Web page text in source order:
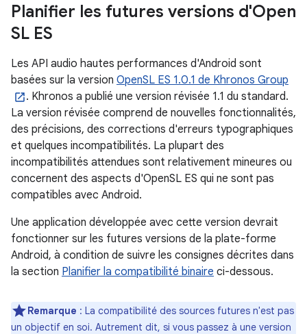
Planifier les futures versions d'Open
SL ES
Les API audio hautes performances d'Android sont
basées sur la version OpenSL ES 1.0.1 de Khronos Group
. Khronos a publié une version révisée 1.1 du standard.
La version révisée comprend de nouvelles fonctionnalités,
des précisions, des corrections d'erreurs typographiques
et quelques incompatibilités. La plupart des
incompatibilités attendues sont relativement mineures ou
concernent des aspects d'OpenSL ES qui ne sont pas
compatibles avec Android.
Une application développée avec cette version devrait
fonctionner sur les futures versions de la plate-forme
Android, à condition de suivre les consignes décrites dans
la section Planifier la compatibilité binaire ci-dessous.
Remarque : La compatibilité des sources futures n'est pas
un objectif en soi. Autrement dit, si vous passez à une version